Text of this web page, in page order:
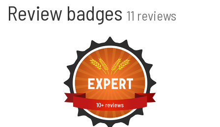
Review badges 11 reviews